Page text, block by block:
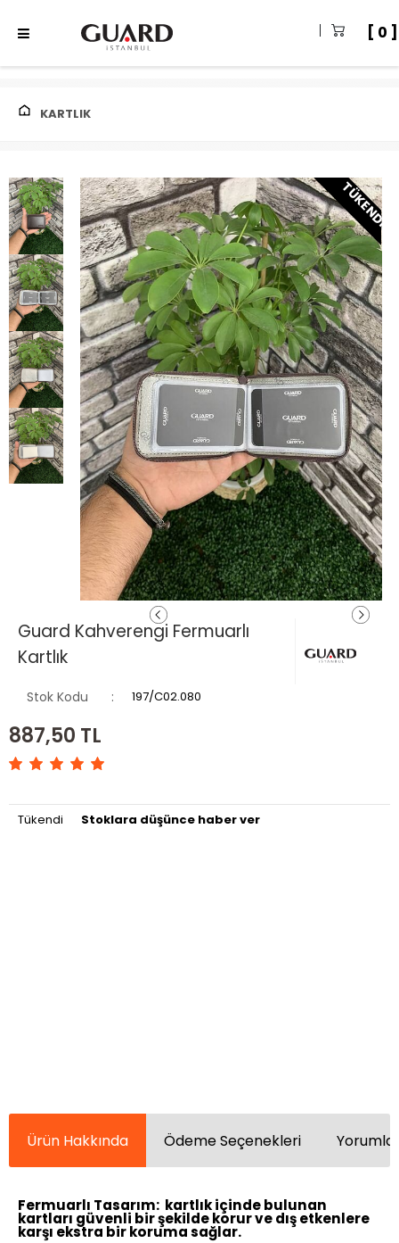
0
KARTLIK
TÜKENDI
Guard Kahverengi Fermuarlı
Kartlık
Stok Kodu 197/C02.080
887,50 TL
Tükendi Stoklara düşünce haber ver
Ürün Hakkında Ödeme Seçenekleri
Fermuarlı Tasarım: kartlık içinde bulunan
kartları güvenli bir şekilde korur ve dış etkenlere
karşı ekstra bir koruma sağlar.